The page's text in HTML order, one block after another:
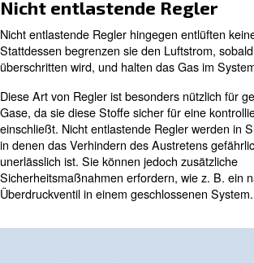
entlastend. Das Verständnis der
ist für die Auswahl des richtigen
Anwendung unerlässlich.
Druckentlastungsregler sind so
automatisch durch ein
durch ein zischendes Geräusch
Regler den Überdruck ablässt, um